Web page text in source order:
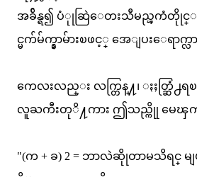
အခ်ိန္ရ၍ ပံုုဆြဲေတးသီမည္ၾကံတိုု
င္မက်မ်က္နွာမ်ားၿဖင့္ အေျပးေရာက္လ
ကေလးလည္း လက္တြန္႔၊ ႏႈတ္ဆြံ႕ရၿ
လူႀကီးတုိ႔ကား ဤသည္ကိုု မေၾက
"(က + ခ) 2 = ဘာလဲဆိုုတာမသိရင္ မ